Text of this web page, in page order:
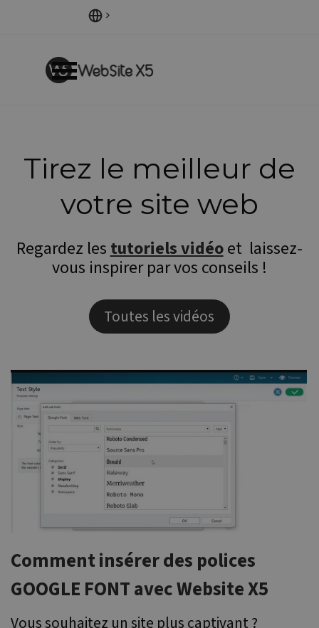
Sauter le menu
Tirez le meilleur de
votre site web
Regardez lestutoriels vidéoet laissez-
vous inspirer par vos conseils !
Toutes les vidéos
Comment insérer des polices
GOOGLE FONT avec Website X5